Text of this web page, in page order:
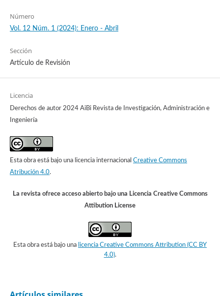
Número
Vol. 12 Núm. 1 (2024): Enero - Abril
Sección
Artículo de Revisión
Licencia
Derechos de autor 2024 AiBi Revista de Investigación, Administración e
Ingeniería
Esta obra está bajo una licencia internacional Creative Commons
Atribución 4.0.
La revista ofrece acceso abierto bajo una Licencia Creative Commons
Attibution License
Esta obra está bajo una licencia Creative Commons Attribution (CC BY
4.0).